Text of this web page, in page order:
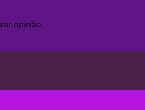
opinião.